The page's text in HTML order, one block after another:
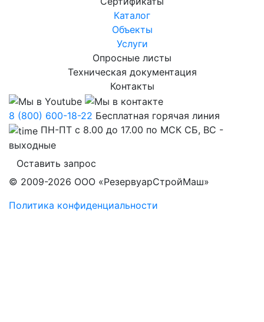
Каталог
Объекты
Услуги
Опросные листы
Техническая документация
Контакты
8 (800) 600-18-22 Бесплатная горячая линия
ПН-ПТ с 8.00 до 17.00 по МСК СБ, ВС -
выходные
Оставить запрос
© 2009-2026 ООО «РезервуарСтройМаш»
Политика конфиденциальности